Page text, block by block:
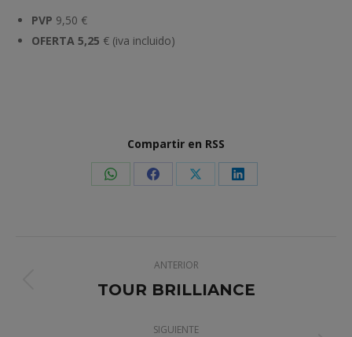
PVP 9,50 €
OFERTA 5,25 € (iva incluido)
Compartir en RSS
Share Share Share Share
ANTERIOR
Proyecto
TOUR BRILLIANCE
SIGUIENTE